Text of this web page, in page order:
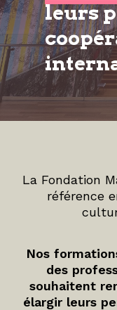
leurs
La Fondation
référence
Nos
des
souhaitent
élargir leurs